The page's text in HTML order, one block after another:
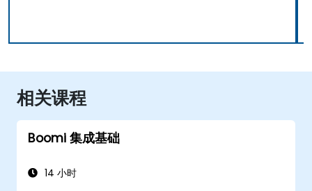
相关课程
Boomi 集成基础
14 小时